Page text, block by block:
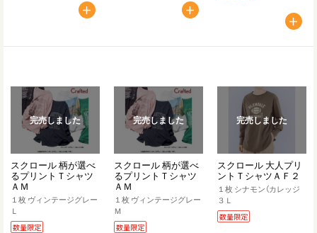
完売しました
スクロール 柄が選べ
るプリントＴシャツ
ＡＭ
１枚 ヴィンテージグレー
Ｌ
数量限定
完売しました
スクロール 柄が選べ
るプリントＴシャツ
ＡＭ
１枚 ヴィンテージグレー
Ｍ
数量限定
完売しました
スクロール 大人プリ
ントＴシャツＡＦ２
１枚 シナモン（カレッジ
３Ｌ
数量限定